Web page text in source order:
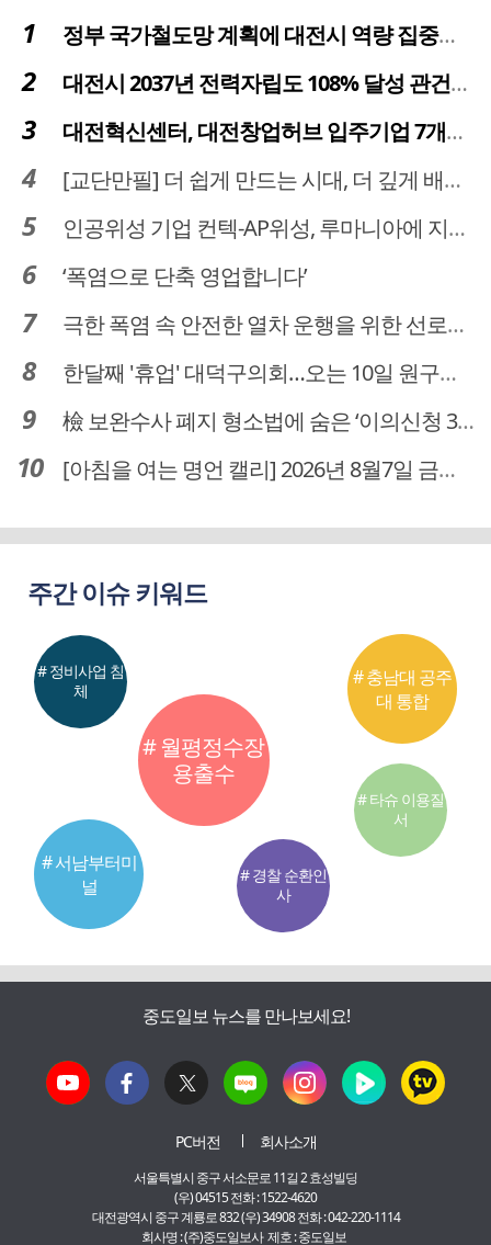
정부 국가철도망 계획에 대전시 역량 집중해야
대전시 2037년 전력자립도 108% 달성 관건은 '주민 수용성'
대전혁신센터, 대전창업허브 입주기업 7개사 모집
[교단만필] 더 쉽게 만드는 시대, 더 깊게 배우는 교육
인공위성 기업 컨텍-AP위성, 루마니아에 지상국 시스템 전수
‘폭염으로 단축 영업합니다’
극한 폭염 속 안전한 열차 운행을 위한 선로관리
한달째 '휴업' 대덕구의회…오는 10일 원구성 다시 돌입
檢 보완수사 폐지 형소법에 숨은 ‘이의신청 3개월 제한’…황운하는 30일 추진
[아침을 여는 명언 캘리] 2026년 8월7일 금요일
주간 이슈 키워드
# 월평정수장
용출수
# 서남부터미
널
# 충남대 공주
대 통합
# 정비사업 침
체
# 경찰 순환인
사
# 타슈 이용질
서
중도일보 뉴스를 만나보세요!
PC버전 회사소개
서울특별시 중구 서소문로 11길 2 효성빌딩
(우) 04515 전화 : 1522-4620
대전광역시 중구 계룡로 832 (우) 34908 전화 : 042-220-1114
회사명 : (주)중도일보사 제호 : 중도일보